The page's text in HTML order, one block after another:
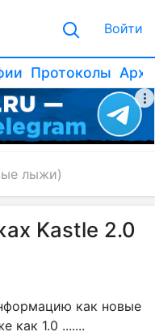
Войти
Протоколы
лыжи)
Kastle 2.0
как новые
как 1.0 .......